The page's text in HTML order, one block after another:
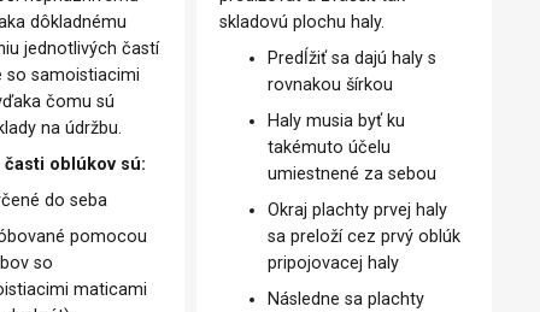
dôkladnému
jednotlivých častí
so samoistiacimi
čomu sú
na údržbu.
oblúkov sú:
do seba
pomocou
so
maticami
skladovú plochu haly.
Predĺžiť sa dajú haly s
rovnakou šírkou
Haly musia byť ku
takémuto účelu
umiestnené za sebou
Okraj plachty prvej haly
sa preloží cez prvý oblúk
pripojovacej haly
Následne sa plachty